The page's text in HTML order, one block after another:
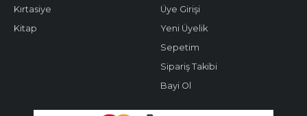
Kırtasiye
Kitap
Üye Girişi
Yeni Üyelik
Sepetim
Sipariş Takibi
Bayi Ol